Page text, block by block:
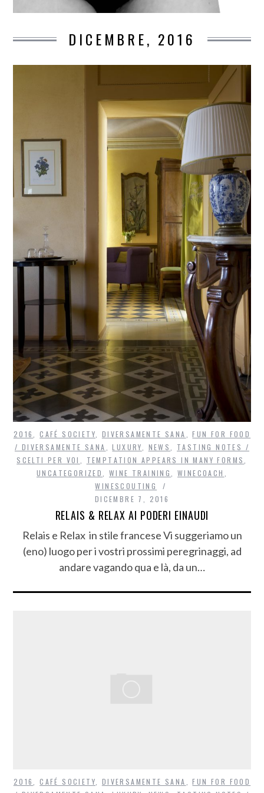
DICEMBRE, 2016
2016 ,CAFÉ SOCIETY DIVERSAMENTE SANA ,FUN FOR FOOD
/ DIVERSAMENTE SANA
,LUXURY NEWS
TASTING NOTES /
SCELTI PER VOI
TEMPTATION APPEARS IN MANY FORMS
UNCATEGORIZED
WINE TRAINING WINECOACH
WINESCOUTING
DICEMBRE 7, 2016
RELAIS & RELAX AI PODERI EINAUDI
Relais e Relax in stile francese Vi suggeriamo un
(eno) luogo per i vostri prossimi peregrinaggi, ad
andare vagando qua e là, da un…
2016 ,CAFÉ SOCIETY DIVERSAMENTE SANA ,FUN FOR FOOD